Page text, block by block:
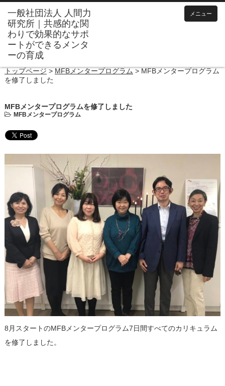
メニュー
トップページ > MFBメンタープログラム > MFBメンタープログラム
を修了しました
MFBメンタープログラムを修了しました
MFBメンタープログラム
8月スタートのMFBメンタープログラム7日間すべてのカリキュラム
を修了しました。